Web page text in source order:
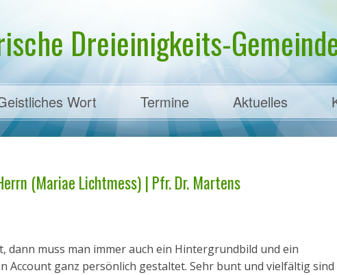
Dreieinigkeits-
Wort Termine Aktuelles
(Mariae Lichtmess) | Pfr. Dr. Martens
dann muss man immer auch ein Hintergrundbild und ein
Account ganz persönlich gestaltet. Sehr bunt und vielfältig sind